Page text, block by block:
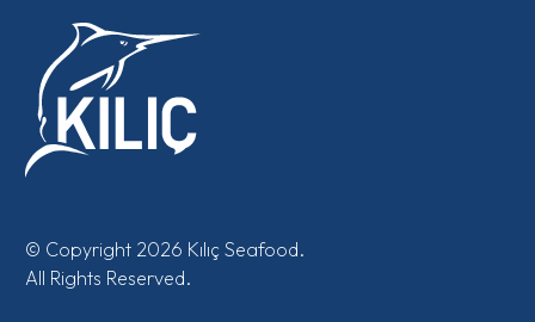
© Copyright 2026 Kılıç Seafood.
All Rights Reserved.